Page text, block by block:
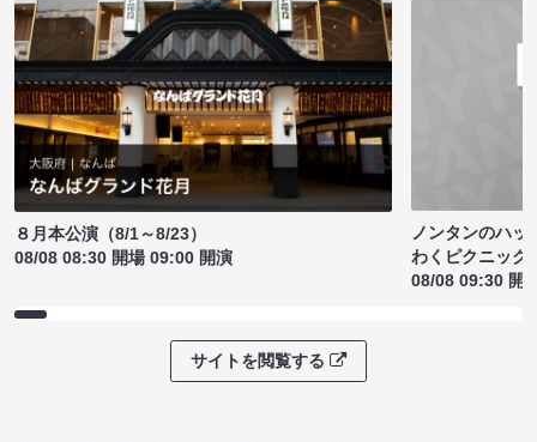
８月本公演（8/1～8/23）
08/08 08:30 開場 09:00 開演
ノンタンのハッ
わくピクニック
08/08 09:30 開
サイトを閲覧する